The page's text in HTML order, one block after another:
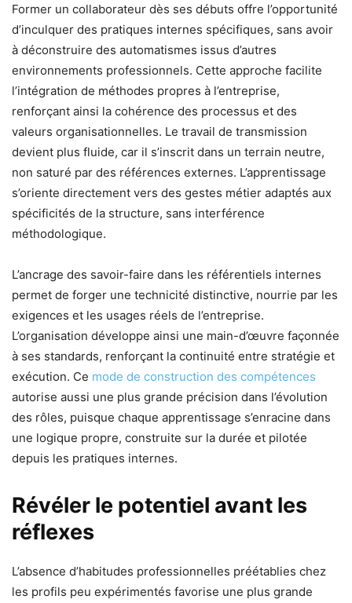
Former un collaborateur dès ses débuts offre l’opportunité
d’inculquer des pratiques internes spécifiques, sans avoir
à déconstruire des automatismes issus d’autres
environnements professionnels. Cette approche facilite
l’intégration de méthodes propres à l’entreprise,
renforçant ainsi la cohérence des processus et des
valeurs organisationnelles. Le travail de transmission
devient plus fluide, car il s’inscrit dans un terrain neutre,
non saturé par des références externes. L’apprentissage
s’oriente directement vers des gestes métier adaptés aux
spécificités de la structure, sans interférence
méthodologique.
L’ancrage des savoir-faire dans les référentiels internes
permet de forger une technicité distinctive, nourrie par les
exigences et les usages réels de l’entreprise.
L’organisation développe ainsi une main-d’œuvre façonnée
à ses standards, renforçant la continuité entre stratégie et
exécution. Ce mode de construction des compétences
autorise aussi une plus grande précision dans l’évolution
des rôles, puisque chaque apprentissage s’enracine dans
une logique propre, construite sur la durée et pilotée
depuis les pratiques internes.
Révéler le potentiel avant les
réflexes
L’absence d’habitudes professionnelles préétablies chez
les profils peu expérimentés favorise une plus grande